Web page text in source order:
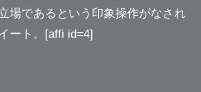
場であるという印象操作がなされ
ート。[affi id=4]